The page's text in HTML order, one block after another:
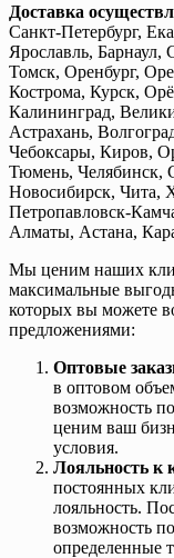
Доставка
Санкт-Петербург,
Ярославль,
Томск, Оренбург,
Кострома, Курск,
Калининград,
Астрахань,
Чебоксары, Киров,
Тюмень, Челябинск,
Новосибирск, Чита,
Петропавловск-
Алматы, Астана,
Мы ценим наших
максимальные
которых вы можете
предложениями:
Оптовые
в оптовом
возможность
ценим ваш
условия.
Лояльность к
постоянных
лояльность.
возможность
определенные